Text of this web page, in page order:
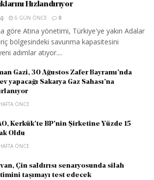
Hızlandırıyor
6 GÜN ÖNCE 0
göre Atina yönetimi, Türkiye'ye yakın Adalar
bölgesindeki savunma kapasitesini
adımlar atıyor....
Gazi, 30 Ağustos Zafer Bayramı’nda
yapacağı Sakarya Gaz Sahası’na
ÖNCE
Kerkük’te BP’nin Şirketine Yüzde 15
Oldu
ÖNCE
Çin saldırısı senaryosunda silah
taşımayı test edecek